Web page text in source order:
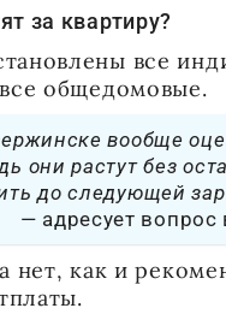
за квартиру?
все
общедомовые.
вообще
они растут без
до следующей
адресует
нет, как и